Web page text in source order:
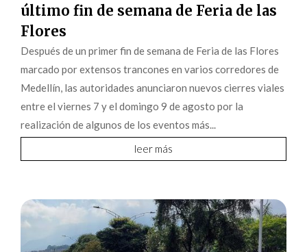
último fin de semana de Feria de las
Flores
Después de un primer fin de semana de Feria de las Flores
marcado por extensos trancones en varios corredores de
Medellín, las autoridades anunciaron nuevos cierres viales
entre el viernes 7 y el domingo 9 de agosto por la
realización de algunos de los eventos más...
leer más